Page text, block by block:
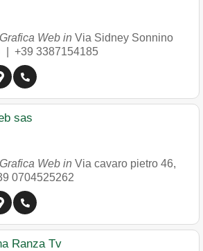
Web in Via Sidney Sonnino
+39 3387154185
sas
Web in Via cavaro pietro 46,
0704525262
Ranza Tv